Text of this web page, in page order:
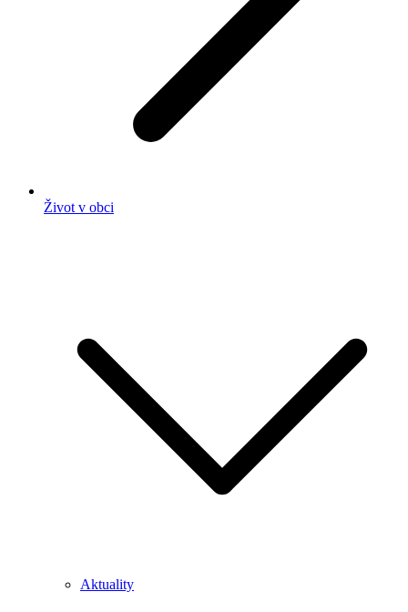
Život v obci
Aktuality